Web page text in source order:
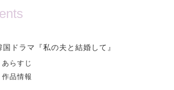
国ドラマ『私の夫と結婚して』
あらすじ
作品情報